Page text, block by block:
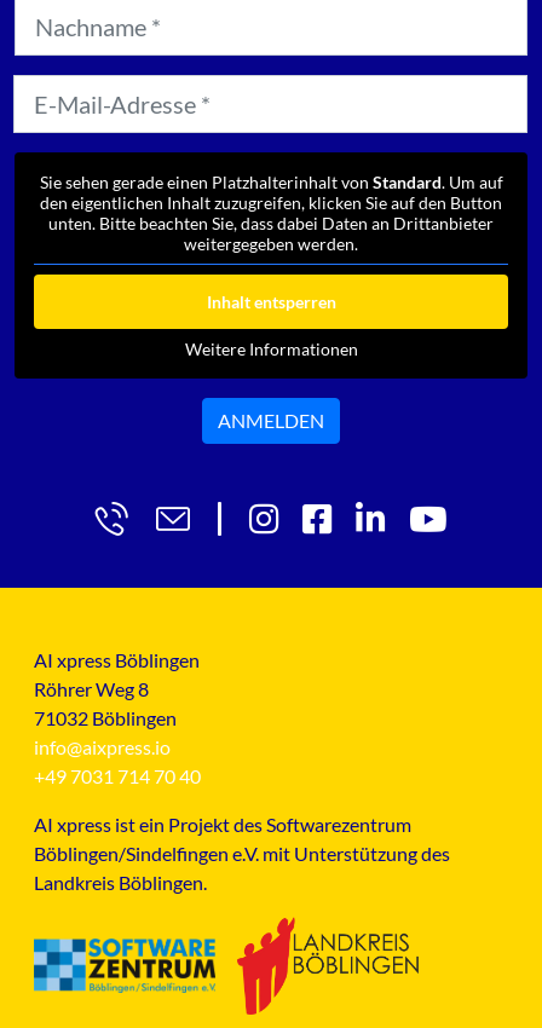
Sie sehen gerade einen Platzhalterinhalt von Standard. Um auf
den eigentlichen Inhalt zuzugreifen, klicken Sie auf den Button
unten. Bitte beachten Sie, dass dabei Daten an Drittanbieter
weitergegeben werden.
Inhalt entsperren
Weitere Informationen
ANMELDEN
AI xpress Böblingen
Röhrer Weg 8
71032 Böblingen
info@aixpress.io
+49 7031 714 70 40
AI xpress ist ein Projekt des Softwarezentrum
Böblingen/Sindelfingen e.V. mit Unterstützung des
Landkreis Böblingen.